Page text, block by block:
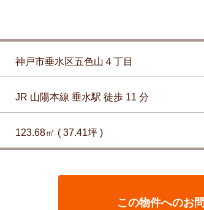
神戸市垂水区五色山４丁目
JR 山陽本線 垂水駅 徒歩 11 分
123.68㎡ ( 37.41坪 )
この物件へのお